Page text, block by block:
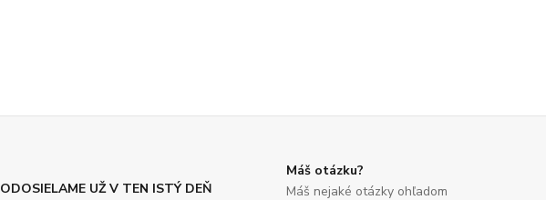
ODOSIELAME UŽ V TEN ISTÝ DEŇ
Máš otázku?
Máš nejaké otázky ohľadom